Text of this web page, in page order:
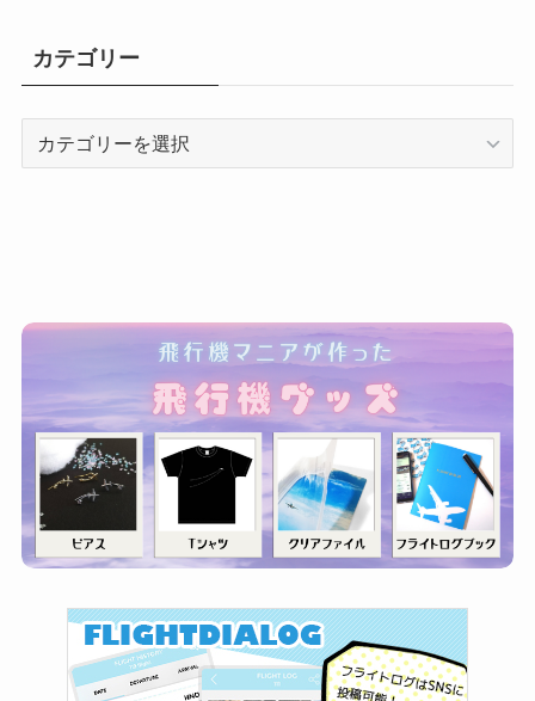
カテゴリー